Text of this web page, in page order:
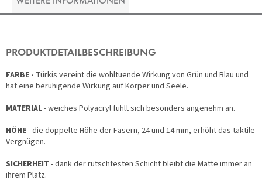
PRODUKTDETAILBESCHREIBUNG
FARBE - Türkis vereint die wohltuende Wirkung von Grün und Blau und
hat eine beruhigende Wirkung auf Körper und Seele.
MATERIAL- weiches Polyacryl fühlt sich besonders angenehm an.
HÖHE- die doppelte Höhe der Fasern, 24 und 14 mm, erhöht das taktile
Vergnügen.
SICHERHEIT - dank der rutschfesten Schicht bleibt die Matte immer an
ihrem Platz.